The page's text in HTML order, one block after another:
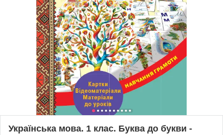
Українська мова. 1 клас. Буква до букви -